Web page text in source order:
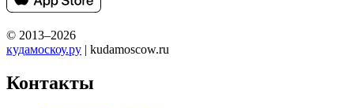
© 2013–2026
кудамоскоу.ру | kudamoscow.ru
Контакты